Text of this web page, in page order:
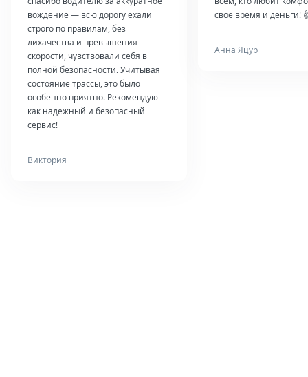
вождение — всю дорогу ехали
строго по правилам, без
лихачества и превышения
скорости, чувствовали себя в
полной безопасности. Учитывая
состояние трассы, это было
особенно приятно. Рекомендую
как надежный и безопасный
сервис!
Виктория
свое время и деньги!
Анна Яцур